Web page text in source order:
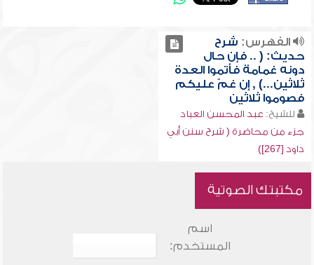
الفهرس: شرح
حديث: ( .. فإن حال
دونه غمامة فأتموا العدة
ثلاثين...) , إن غمّ عليكم
فصوموا ثلاثين
للشيخ: عبد المحسن العباد
جزء من محاضرة ( شرح سنن أبي
داود [267])
مكتبتك الصوتية
اسم
المستخدم: